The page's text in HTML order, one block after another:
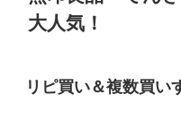
大人気！
リピ買い＆複数買い